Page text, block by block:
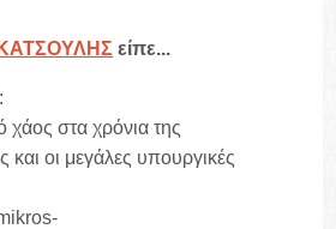
είπε...
χάος στα χρόνια της
οι μεγάλες υπουργικές